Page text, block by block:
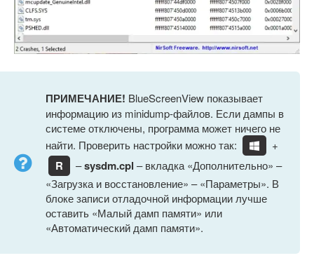
ПРИМЕЧАНИЕ! BlueScreenView показывает
информацию из minidump-файлов. Если дампы в
системе отключены, программа может ничего не
найти. Проверить настройки можно так:
+
R –sysdm.cpl – вкладка «Дополнительно» –
«Загрузка и восстановление» – «Параметры». В
блоке записи отладочной информации лучше
оставить «Малый дамп памяти» или
«Автоматический дамп памяти».